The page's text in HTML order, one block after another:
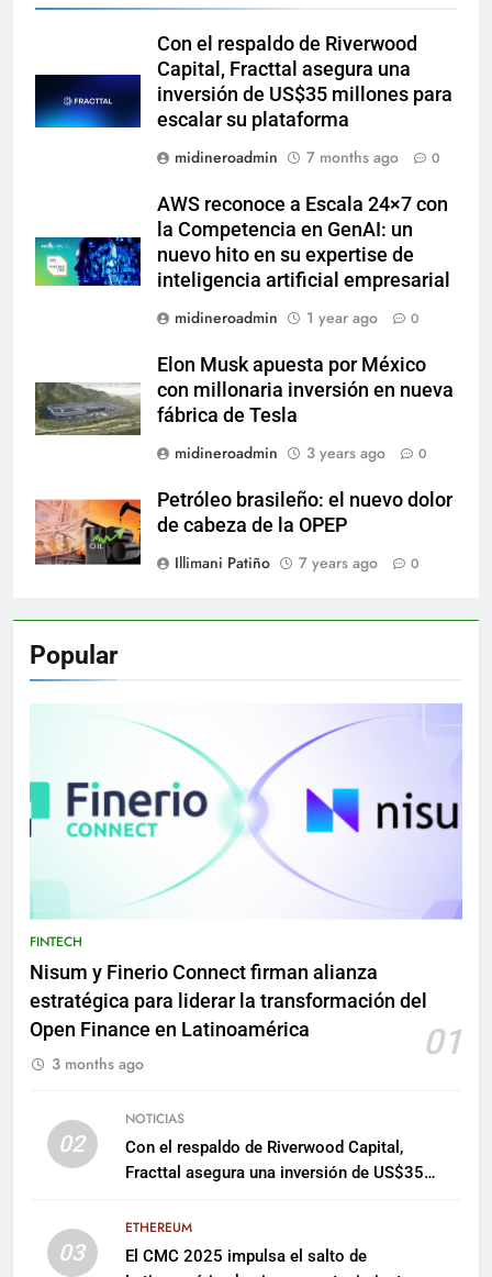
Con el respaldo de Riverwood
Capital, Fracttal asegura una
inversión de US$35 millones para
escalar su plataforma
midineroadmin
7 months ago 0
AWS reconoce a Escala 24×7 con
la Competencia en GenAI: un
nuevo hito en su expertise de
inteligencia artificial empresarial
midineroadmin
1 year ago 0
Elon Musk apuesta por México
con millonaria inversión en nueva
fábrica de Tesla
midineroadmin
3 years ago 0
Petróleo brasileño: el nuevo dolor
de cabeza de la OPEP
Illimani Patiño
7 years ago 0
Popular
FINTECH
Nisum y Finerio Connect firman alianza
estratégica para liderar la transformación del
Open Finance en Latinoamérica
01
3 months ago
02
NOTICIAS
Con el respaldo de Riverwood Capital,
Fracttal asegura una inversión de US$35
03
ETHEREUM
El CMC 2025 impulsa el salto de